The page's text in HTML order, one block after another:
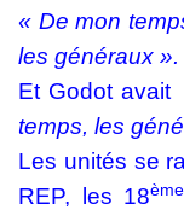
« De mon
les généraux ».
Et Godot avait
temps, les
Les unités se
REP, les 18ème